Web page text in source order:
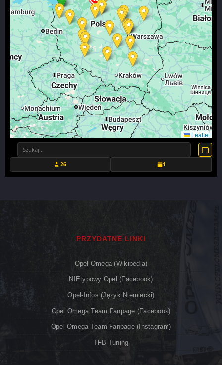
Leaflet
26 1
PRZYDATNE LINKI
Opel Omega (Wikipedia)
NIEtypowy Opel (Facebook)
Opel-Infos (język Niemiecki)
Opel Omega Team Fanpage (Facebook)
Opel Omega Team Fanpage (Instagram)
TFB Tuning